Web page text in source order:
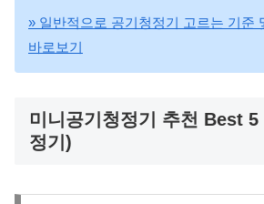
» 일반적으로 공기청정기 고르는 기준
바로보기
미니공기청정기 추천 Best 5
정기)